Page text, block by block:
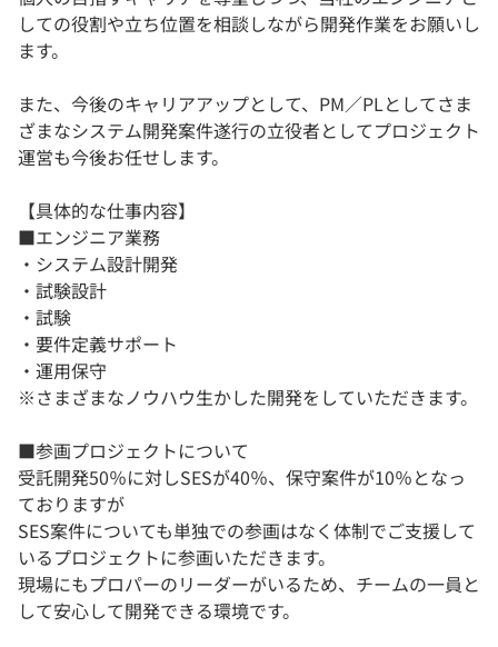
しての役割や立ち位置を相談しながら開発作業をお願いし
ます。
また、今後のキャリアアップとして、PM／PLとしてさま
ざまなシステム開発案件遂行の立役者としてプロジェクト
運営も今後お任せします。
【具体的な仕事内容】
■エンジニア業務
・システム設計開発
・試験設計
・試験
・要件定義サポート
・運用保守
※さまざまなノウハウ生かした開発をしていただきます。
■参画プロジェクトについて
受託開発50％に対しSESが40％、保守案件が10％となっ
ておりますが
SES案件についても単独での参画はなく体制でご支援して
いるプロジェクトに参画いただきます。
現場にもプロパーのリーダーがいるため、チームの一員と
して安心して開発できる環境です。